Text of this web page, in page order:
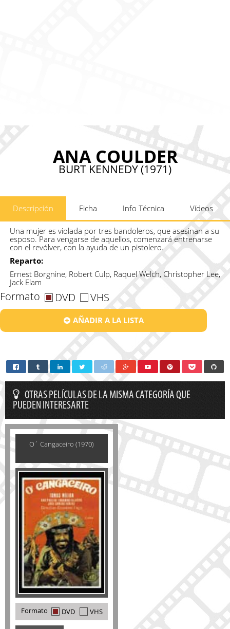
ANA COULDER
BURT KENNEDY (1971)
Descripción Ficha Info Técnica Vídeos
Una mujer es violada por tres bandoleros, que asesinan a su
esposo. Para vengarse de aquellos, comenzará entrenarse
con el revólver, con la ayuda de un pistolero.
Reparto:
Ernest Borgnine, Robert Culp, Raquel Welch, Christopher Lee,
Jack Elam
Formato DVD VHS
AÑADIR A LA LISTA
OTRAS PELÍCULAS DE LA MISMA CATEGORÍA QUE
PUEDEN INTERESARTE
O´ Cangaceiro (1970)
Formato DVD VHS